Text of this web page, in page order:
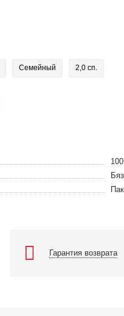
Семейный 2,0 сп.
Гарантия возврата